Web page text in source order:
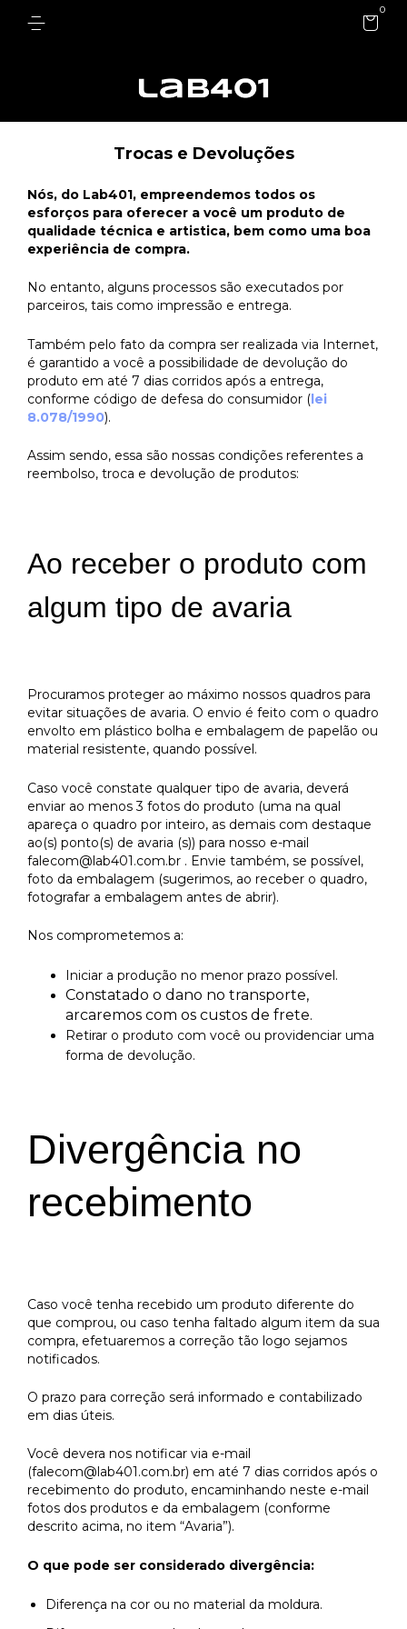
0
Trocas e Devoluções
Nós, do Lab401, empreendemos todos os
esforços para oferecer a você um produto de
qualidade técnica e artistica, bem como uma boa
experiência de compra.
No entanto, alguns processos são executados por
parceiros, tais como impressão e entrega.
Também pelo fato da compra ser realizada via Internet,
é garantido a você a possibilidade de devolução do
produto em até 7 dias corridos após a entrega,
conforme código de defesa do consumidor (lei
8.078/1990).
Assim sendo, essa são nossas condições referentes a
reembolso, troca e devolução de produtos:
Ao receber o produto com
algum tipo de avaria
Procuramos proteger ao máximo nossos quadros para
evitar situações de avaria. O envio é feito com o quadro
envolto em plástico bolha e embalagem de papelão ou
material resistente, quando possível.
Caso você constate qualquer tipo de avaria, deverá
enviar ao menos 3 fotos do produto (uma na qual
apareça o quadro por inteiro, as demais com destaque
ao(s) ponto(s) de avaria (s)) para nosso e-mail
falecom@lab401.com.br . Envie também, se possível,
foto da embalagem (sugerimos, ao receber o quadro,
fotografar a embalagem antes de abrir).
Nos comprometemos a:
Iniciar a produção no menor prazo possível.
Constatado o dano no transporte,
arcaremos com os custos de frete.
Retirar o produto com você ou providenciar uma
forma de devolução.
Divergência no
recebimento
Caso você tenha recebido um produto diferente do
que comprou, ou caso tenha faltado algum item da sua
compra, efetuaremos a correção tão logo sejamos
notificados.
O prazo para correção será informado e contabilizado
em dias úteis.
Você devera nos notificar via e-mail
(falecom@lab401.com.br) em até 7 dias corridos após o
recebimento do produto, encaminhando neste e-mail
fotos dos produtos e da embalagem (conforme
descrito acima, no item “Avaria”).
O que pode ser considerado divergência:
Diferença na cor ou no material da moldura.